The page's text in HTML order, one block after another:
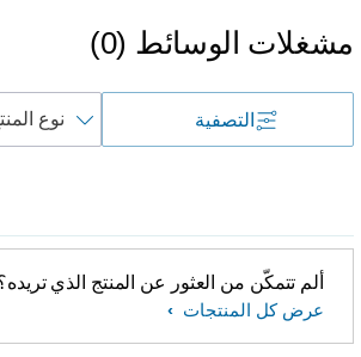
مشغلات الوسائط (
0
)
التصفية
حسب
ألم تتمكّن من العثور عن المنتج الذي تريده؟
عرض كل المنتجات